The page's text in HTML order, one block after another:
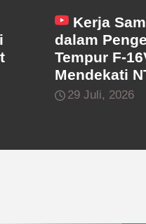
Kerja
dalam
Tempur F-
Mendekati
29 Juli, 2026